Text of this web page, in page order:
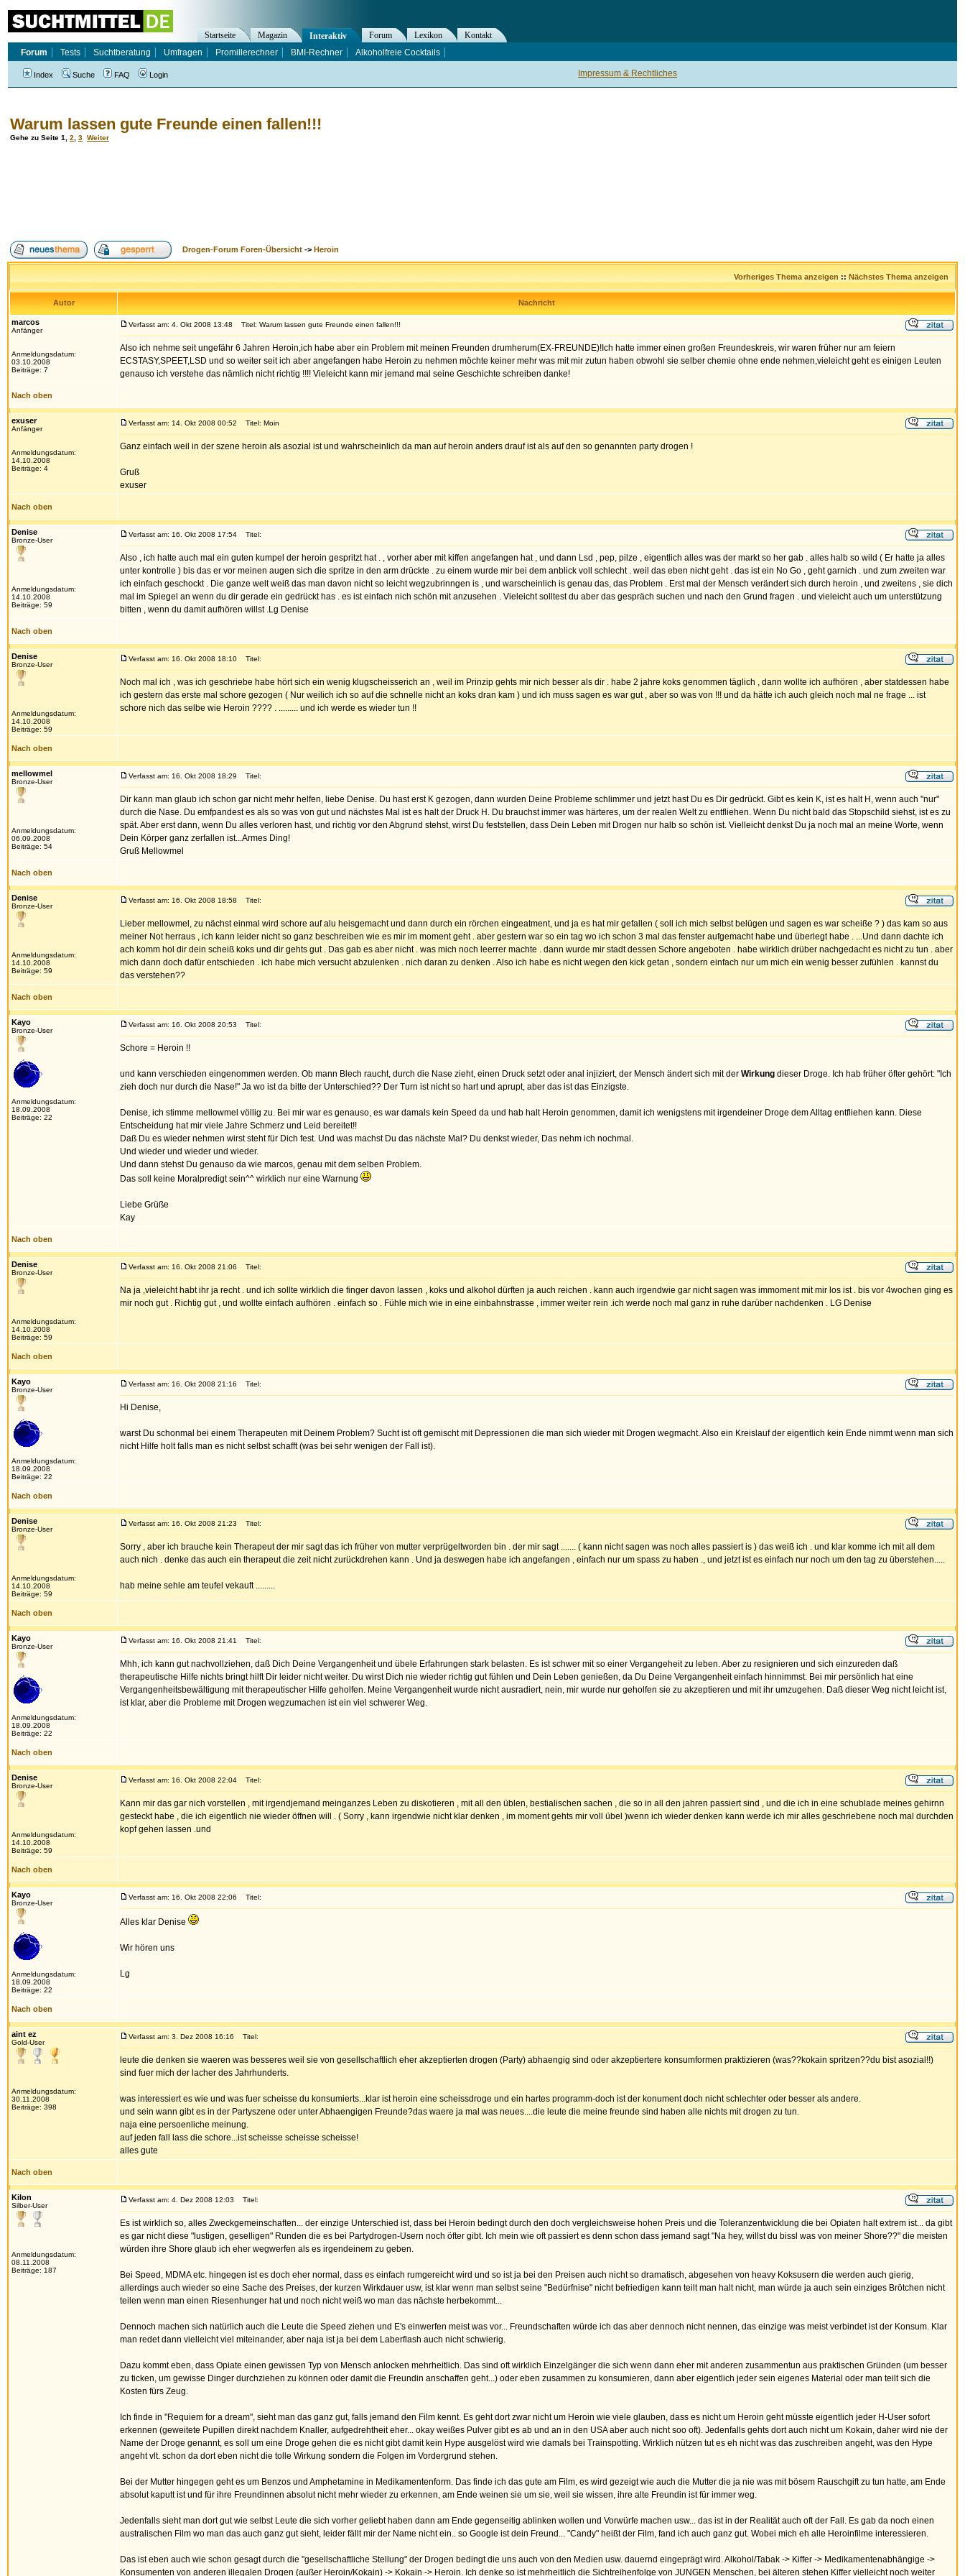
Warum lassen gute Freunde einen fallen!!!
Gehe zu Seite 1 2 3 Weiter
Drogen-Forum Foren-Übersicht -> Heroin
Vorheriges Thema anzeigen :: Nächstes Thema anzeigen
Autor Nachricht
marcos
Anfänger
Anmeldungsdatum:
03.10.2008
Beiträge: 7
Verfasst am: 4. Okt 2008 13:48 Titel: Warum lassen gute Freunde einen fallen!!!
Also ich nehme seit ungefähr 6 Jahren Heroin,ich habe aber ein Problem mit meinen Freunden drumherum(EX-FREUNDE)!Ich hatte immer einen großen Freundeskreis, wir waren früher nur am feiern
ECSTASY,SPEET,LSD und so weiter seit ich aber angefangen habe Heroin zu nehmen möchte keiner mehr was mit mir zutun haben obwohl sie selber chemie ohne ende nehmen,vieleicht geht es einigen Leuten
genauso ich verstehe das nämlich nicht richtig !!!! Vieleicht kann mir jemand mal seine Geschichte schreiben danke!
Nach oben
exuser
Anfänger
Anmeldungsdatum:
14.10.2008
Beiträge: 4
Verfasst am: 14. Okt 2008 00:52 Titel: Moin
Ganz einfach weil in der szene heroin als asozial ist und wahrscheinlich da man auf heroin anders drauf ist als auf den so genannten party drogen !
Gruß
exuser
Nach oben
Denise
Bronze-User
Anmeldungsdatum:
14.10.2008
Beiträge: 59
Verfasst am: 16. Okt 2008 17:54 Titel:
Also , ich hatte auch mal ein guten kumpel der heroin gespritzt hat . , vorher aber mit kiffen angefangen hat , und dann Lsd , pep, pilze , eigentlich alles was der markt so her gab . alles halb so wild ( Er hatte ja alles
unter kontrolle ) bis das er vor meinen augen sich die spritze in den arm drückte . zu einem wurde mir bei dem anblick voll schlecht . weil das eben nicht geht . das ist ein No Go , geht garnich . und zum zweiten war
ich einfach geschockt . Die ganze welt weiß das man davon nicht so leicht wegzubrinngen is , und warscheinlich is genau das, das Problem . Erst mal der Mensch verändert sich durch heroin , und zweitens , sie dich
mal im Spiegel an wenn du dir gerade ein gedrückt has . es ist einfach nich schön mit anzusehen . Vieleicht solltest du aber das gespräch suchen und nach den Grund fragen . und vieleicht auch um unterstützung
bitten , wenn du damit aufhören willst .Lg Denise
Nach oben
Denise
Bronze-User
Anmeldungsdatum:
14.10.2008
Beiträge: 59
Verfasst am: 16. Okt 2008 18:10 Titel:
Noch mal ich , was ich geschriebe habe hört sich ein wenig klugscheisserich an , weil im Prinzip gehts mir nich besser als dir . habe 2 jahre koks genommen täglich , dann wollte ich aufhören , aber statdessen habe
ich gestern das erste mal schore gezogen ( Nur weilich ich so auf die schnelle nicht an koks dran kam ) und ich muss sagen es war gut , aber so was von !!! und da hätte ich auch gleich noch mal ne frage ... ist
schore nich das selbe wie Heroin ???? . ......... und ich werde es wieder tun !!
Nach oben
mellowmel
Bronze-User
Anmeldungsdatum:
06.09.2008
Beiträge: 54
Verfasst am: 16. Okt 2008 18:29 Titel:
Dir kann man glaub ich schon gar nicht mehr helfen, liebe Denise. Du hast erst K gezogen, dann wurden Deine Probleme schlimmer und jetzt hast Du es Dir gedrückt. Gibt es kein K, ist es halt H, wenn auch "nur"
durch die Nase. Du emfpandest es als so was von gut und nächstes Mal ist es halt der Druck H. Du brauchst immer was härteres, um der realen Welt zu entfliehen. Wenn Du nicht bald das Stopschild siehst, ist es zu
spät. Aber erst dann, wenn Du alles verloren hast, und richtig vor den Abgrund stehst, wirst Du feststellen, dass Dein Leben mit Drogen nur halb so schön ist. Vielleicht denkst Du ja noch mal an meine Worte, wenn
Dein Körper ganz zerfallen ist...Armes Ding!
Gruß Mellowmel
Nach oben
Denise
Bronze-User
Anmeldungsdatum:
14.10.2008
Beiträge: 59
Verfasst am: 16. Okt 2008 18:58 Titel:
Lieber mellowmel, zu nächst einmal wird schore auf alu heisgemacht und dann durch ein rörchen eingeatment, und ja es hat mir gefallen ( soll ich mich selbst belügen und sagen es war scheiße ? ) das kam so aus
meiner Not herraus , ich kann leider nicht so ganz beschreiben wie es mir im moment geht . aber gestern war so ein tag wo ich schon 3 mal das fenster aufgemacht habe und überlegt habe . ...Und dann dachte ich
ach komm hol dir dein scheiß koks und dir gehts gut . Das gab es aber nicht . was mich noch leerrer machte . dann wurde mir stadt dessen Schore angeboten . habe wirklich drüber nachgedacht es nicht zu tun . aber
mich dann doch dafür entschieden . ich habe mich versucht abzulenken . nich daran zu denken . Also ich habe es nicht wegen den kick getan , sondern einfach nur um mich ein wenig besser zufühlen . kannst du
das verstehen??
Nach oben
Kayo
Bronze-User
Anmeldungsdatum:
18.09.2008
Beiträge: 22
Verfasst am: 16. Okt 2008 20:53 Titel:
Schore = Heroin !!
und kann verschieden eingenommen werden. Ob mann Blech raucht, durch die Nase zieht, einen Druck setzt oder anal injiziert, der Mensch ändert sich mit der Wirkung dieser Droge. Ich hab früher öfter gehört: "Ich
zieh doch nur durch die Nase!" Ja wo ist da bitte der Unterschied?? Der Turn ist nicht so hart und aprupt, aber das ist das Einzigste.
Denise, ich stimme mellowmel völlig zu. Bei mir war es genauso, es war damals kein Speed da und hab halt Heroin genommen, damit ich wenigstens mit irgendeiner Droge dem Alltag entfliehen kann. Diese
Entscheidung hat mir viele Jahre Schmerz und Leid bereitet!!
Daß Du es wieder nehmen wirst steht für Dich fest. Und was machst Du das nächste Mal? Du denkst wieder, Das nehm ich nochmal.
Und wieder und wieder und wieder.
Und dann stehst Du genauso da wie marcos, genau mit dem selben Problem.
Das soll keine Moralpredigt sein^^ wirklich nur eine Warnung
Liebe Grüße
Kay
Nach oben
Denise
Bronze-User
Anmeldungsdatum:
14.10.2008
Beiträge: 59
Verfasst am: 16. Okt 2008 21:06 Titel:
Na ja ,vieleicht habt ihr ja recht . und ich sollte wirklich die finger davon lassen , koks und alkohol dürften ja auch reichen . kann auch irgendwie gar nicht sagen was immoment mit mir los ist . bis vor 4wochen ging es
mir noch gut . Richtig gut , und wollte einfach aufhören . einfach so . Fühle mich wie in eine einbahnstrasse , immer weiter rein .ich werde noch mal ganz in ruhe darüber nachdenken . LG Denise
Nach oben
Kayo
Bronze-User
Anmeldungsdatum:
18.09.2008
Beiträge: 22
Verfasst am: 16. Okt 2008 21:16 Titel:
Hi Denise,
warst Du schonmal bei einem Therapeuten mit Deinem Problem? Sucht ist oft gemischt mit Depressionen die man sich wieder mit Drogen wegmacht. Also ein Kreislauf der eigentlich kein Ende nimmt wenn man sich
nicht Hilfe holt falls man es nicht selbst schafft (was bei sehr wenigen der Fall ist).
Nach oben
Denise
Bronze-User
Anmeldungsdatum:
14.10.2008
Beiträge: 59
Verfasst am: 16. Okt 2008 21:23 Titel:
Sorry , aber ich brauche kein Therapeut der mir sagt das ich früher von mutter verprügeltworden bin . der mir sagt ....... ( kann nicht sagen was noch alles passiert is ) das weiß ich . und klar komme ich mit all dem
auch nich . denke das auch ein therapeut die zeit nicht zurückdrehen kann . Und ja deswegen habe ich angefangen , einfach nur um spass zu haben ., und jetzt ist es einfach nur noch um den tag zu überstehen.....
hab meine sehle am teufel vekauft .........
Nach oben
Kayo
Bronze-User
Anmeldungsdatum:
18.09.2008
Beiträge: 22
Verfasst am: 16. Okt 2008 21:41 Titel:
Mhh, ich kann gut nachvollziehen, daß Dich Deine Vergangenheit und übele Erfahrungen stark belasten. Es ist schwer mit so einer Vergangeheit zu leben. Aber zu resignieren und sich einzureden daß
therapeutische Hilfe nichts bringt hilft Dir leider nicht weiter. Du wirst Dich nie wieder richtig gut fühlen und Dein Leben genießen, da Du Deine Vergangenheit einfach hinnimmst. Bei mir persönlich hat eine
Vergangenheitsbewältigung mit therapeutischer Hilfe geholfen. Meine Vergangenheit wurde nicht ausradiert, nein, mir wurde nur geholfen sie zu akzeptieren und mit ihr umzugehen. Daß dieser Weg nicht leicht ist,
ist klar, aber die Probleme mit Drogen wegzumachen ist ein viel schwerer Weg.
Nach oben
Denise
Bronze-User
Anmeldungsdatum:
14.10.2008
Beiträge: 59
Verfasst am: 16. Okt 2008 22:04 Titel:
Kann mir das gar nich vorstellen , mit irgendjemand meinganzes Leben zu diskotieren , mit all den üblen, bestialischen sachen , die so in all den jahren passiert sind , und die ich in eine schublade meines gehirnn
gesteckt habe , die ich eigentlich nie wieder öffnen will . ( Sorry , kann irgendwie nicht klar denken , im moment gehts mir voll übel )wenn ich wieder denken kann werde ich mir alles geschriebene noch mal durchden
kopf gehen lassen .und
Nach oben
Kayo
Bronze-User
Anmeldungsdatum:
18.09.2008
Beiträge: 22
Verfasst am: 16. Okt 2008 22:06 Titel:
Alles klar Denise
Wir hören uns
Lg
Nach oben
aint ez
Gold-User
Anmeldungsdatum:
30.11.2008
Beiträge: 398
Verfasst am: 3. Dez 2008 16:16 Titel:
leute die denken sie waeren was besseres weil sie von gesellschaftlich eher akzeptierten drogen (Party) abhaengig sind oder akzeptiertere konsumformen praktizieren (was??kokain spritzen??du bist asozial!!)
sind fuer mich der lacher des Jahrhunderts.
was interessiert es wie und was fuer scheisse du konsumierts...klar ist heroin eine scheissdroge und ein hartes programm-doch ist der konument doch nicht schlechter oder besser als andere.
und sein wann gibt es in der Partyszene oder unter Abhaengigen Freunde?das waere ja mal was neues....die leute die meine freunde sind haben alle nichts mit drogen zu tun.
naja eine persoenliche meinung.
auf jeden fall lass die schore...ist scheisse scheisse scheisse!
alles gute
Nach oben
Kilon
Silber-User
Anmeldungsdatum:
08.11.2008
Beiträge: 187
Verfasst am: 4. Dez 2008 12:03 Titel:
Es ist wirklich so, alles Zweckgemeinschaften... der einzige Unterschied ist, dass bei Heroin bedingt durch den doch vergleichsweise hohen Preis und die Toleranzentwicklung die bei Opiaten halt extrem ist... da gibt
es gar nicht diese "lustigen, geselligen" Runden die es bei Partydrogen-Usern noch öfter gibt. Ich mein wie oft passiert es denn schon dass jemand sagt "Na hey, willst du bissl was von meiner Shore??" die meisten
würden ihre Shore glaub ich eher wegwerfen als es irgendeinem zu geben.
Bei Speed, MDMA etc. hingegen ist es doch eher normal, dass es einfach rumgereicht wird und so ist ja bei den Preisen auch nicht so dramatisch, abgesehen von heavy Koksusern die werden auch gierig,
allerdings auch wieder so eine Sache des Preises, der kurzen Wirkdauer usw, ist klar wenn man selbst seine "Bedürfnise" nicht befriedigen kann teilt man halt nicht, man würde ja auch sein einziges Brötchen nicht
teilen wenn man einen Riesenhunger hat und noch nicht weiß wo man das nächste herbekommt...
Dennoch machen sich natürlich auch die Leute die Speed ziehen und E's einwerfen meist was vor... Freundschaften würde ich das aber dennoch nicht nennen, das einzige was meist verbindet ist der Konsum. Klar
man redet dann vielleicht viel miteinander, aber naja ist ja bei dem Laberflash auch nicht schwierig.
Dazu kommt eben, dass Opiate einen gewissen Typ von Mensch anlocken mehrheitlich. Das sind oft wirklich Einzelgänger die sich wenn dann eher mit anderen zusammentun aus praktischen Gründen (um besser
zu ticken, um gewisse Dinger durchziehen zu können oder damit die Freundin anschaffen geht...) oder eben zusammen zu konsumieren, dann aber eigentlich jeder sein eigenes Material oder man teilt sich die
Kosten fürs Zeug.
Ich finde in "Requiem for a dream", sieht man das ganz gut, falls jemand den Film kennt. Es geht dort zwar nicht um Heroin wie viele glauben, dass es nicht um Heroin geht müsste eigentlich jeder H-User sofort
erkennen (geweitete Pupillen direkt nachdem Knaller, aufgedrehtheit eher... okay weißes Pulver gibt es ab und an in den USA aber auch nicht soo oft). Jedenfalls gehts dort auch nicht um Kokain, daher wird nie der
Name der Droge genannt, es soll um eine Droge gehen die es nicht gibt damit kein Hype ausgelöst wird wie damals bei Trainspotting. Wirklich nützen tut es eh nicht was das zuschreiben angeht, was den Hype
angeht vlt. schon da dort eben nicht die tolle Wirkung sondern die Folgen im Vordergrund stehen.
Bei der Mutter hingegen geht es um Benzos und Amphetamine in Medikamentenform. Das finde ich das gute am Film, es wird gezeigt wie auch die Mutter die ja nie was mit bösem Rauschgift zu tun hatte, am Ende
absolut kaputt ist und für ihre Freundinnen absolut nicht mehr wieder zu erkennen, am Ende weinen sie um sie, weil sie wissen, ihre alte Freundin ist für immer weg.
Jedenfalls sieht man dort gut wie selbst Leute die sich vorher geliebt haben dann am Ende gegenseitig ablinken wollen und Vorwürfe machen usw... das ist in der Realität auch oft der Fall. Es gab da noch einen
australischen Film wo man das auch ganz gut sieht, leider fällt mir der Name nicht ein.. so Google ist dein Freund... "Candy" heißt der Film, fand ich auch ganz gut. Wobei mich eh alle Heroinfilme interessieren.
Das ist eben auch wie schon gesagt durch die "gesellschaftliche Stellung" der Drogen bedingt die uns auch von den Medien usw. dauernd eingeprägt wird. Alkohol/Tabak -> Kiffer -> Medikamentenabhängige ->
Konsumenten von anderen illegalen Drogen (außer Heroin/Kokain) -> Kokain -> Heroin. Ich denke so ist mehrheitlich die Sichtreihenfolge von JUNGEN Menschen, bei älteren stehen Kiffer vielleicht noch weiter
Impressum & Rechtliches
Startseite Magazin Interaktiv Forum Lexikon
Kontakt
Forum
Tests Suchtberatung Umfragen Promillerechner BMI-Rechner Alkoholfreie Cocktails
Index Suche FAQ Login